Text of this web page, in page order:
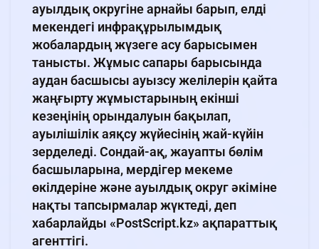
ауылдық округіне арнайы барып, елді
мекендегі инфрақұрылымдық
жобалардың жүзеге асу барысымен
танысты. Жұмыс сапары барысында
аудан басшысы ауызсу желілерін қайта
жаңғырту жұмыстарының екінші
кезеңінің орындалуын бақылап,
ауылішілік аяқсу жүйесінің жай-күйін
зерделеді. Сондай-ақ, жауапты бөлім
басшыларына, мердігер мекеме
өкілдеріне және ауылдық округ әкіміне
нақты тапсырмалар жүктеді, деп
хабарлайды «PostScript.kz» ақпараттық
агенттігі.